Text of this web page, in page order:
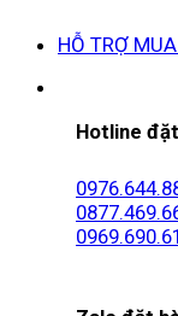
HỖ TRỢ
Hotline